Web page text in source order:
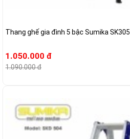
Thang ghế gia đình 5 bậc Sumika SK305
1.050.000 đ
1.090.000 đ